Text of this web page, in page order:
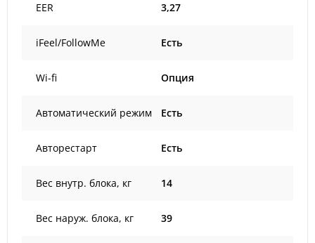
EER 3,27
iFeel/FollowMe Есть
Wi-fi Опция
Автоматический режим Есть
Авторестарт Есть
Вес внутр. блока, кг 14
Вес наруж. блока, кг 39